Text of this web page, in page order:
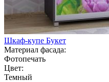
Шкаф-купе Букет
Материал фасада:
Фотопечать
Цвет:
Темный